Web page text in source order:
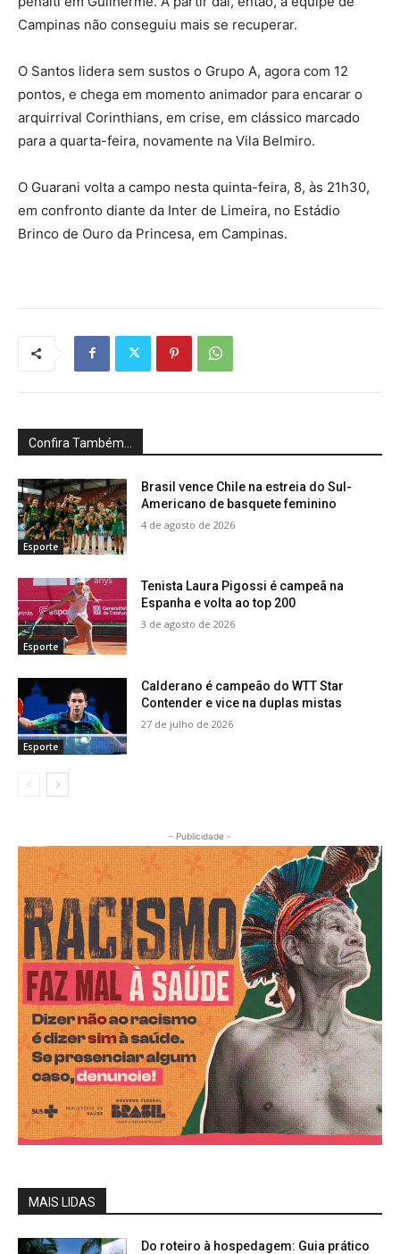
Campinas não conseguiu mais se recuperar.
O Santos lidera sem sustos o Grupo A, agora com 12
pontos, e chega em momento animador para encarar o
arquirrival Corinthians, em crise, em clássico marcado
para a quarta-feira, novamente na Vila Belmiro.
O Guarani volta a campo nesta quinta-feira, 8, às 21h30,
em confronto diante da Inter de Limeira, no Estádio
Brinco de Ouro da Princesa, em Campinas.
Confira Também...
Esporte
Brasil vence Chile na estreia do Sul-
Americano de basquete feminino
4 de agosto de 2026
Esporte
Tenista Laura Pigossi é campeã na
Espanha e volta ao top 200
3 de agosto de 2026
Esporte
Calderano é campeão do WTT Star
Contender e vice na duplas mistas
27 de julho de 2026
- Publicidade -
MAIS LIDAS
Do roteiro à hospedagem: Guia prático